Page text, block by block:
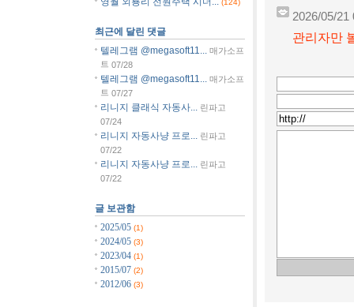
2026/05/21
관리자만
최근에 달린 댓글
텔레그램 @megasoft11...
매가소프
트 07/28
텔레그램 @megasoft11... 매가소프
트 07/27
리니지 클래식 자동사...
린파고
07/24
리니지 자동사냥 프로...
린파고
07/22
리니지 자동사냥 프로...
린파고
07/22
글 보관함
2025/05 (1)
2024/05 (3)
2023/04 (1)
2015/07 (2)
2012/06 (3)